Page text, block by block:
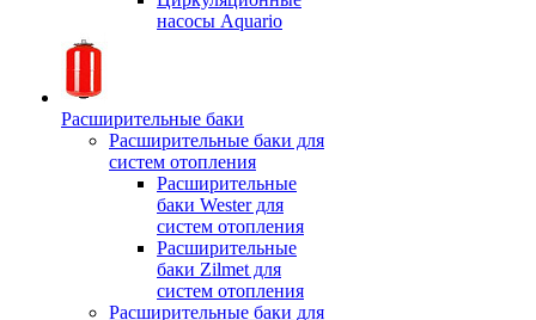
насосы Aquario
Расширительные баки
Расширительные баки для
систем отопления
Расширительные
баки Wester для
систем отопления
Расширительные
баки Zilmet для
систем отопления
Расширительные баки для